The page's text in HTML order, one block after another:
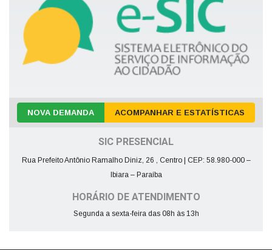
NOVA DEMANDA ACOMPANHAR E ESTATÍSTICAS
SIC PRESENCIAL
Rua Prefeito Antônio Ramalho Diniz, 26 , Centro | CEP: 58.980-000 –
Ibiara – Paraíba
HORÁRIO DE ATENDIMENTO
Segunda a sexta-feira das 08h às 13h